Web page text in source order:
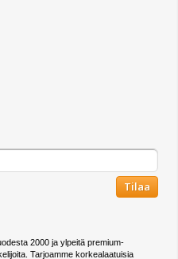
Tilaa
2000 ja ylpeitä premium-
Tarjoamme korkealaatuisia